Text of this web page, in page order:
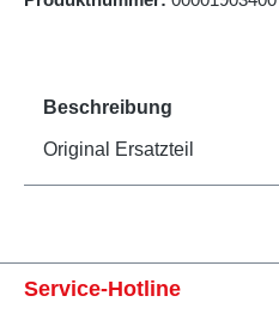
Beschreibung
Original Ersatzteil
Service-Hotline